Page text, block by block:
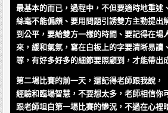
最基本的而已，過程中，不但要適時地重述
絲毫不能偏頗、要用問題引誘雙方主動提出
到公平，要給雙方一樣的時間、要記得在場
來，緩和氣氛，寫在白板上的字要清晰易讀
等，有好多好多的細節要照顧到，才能帶出
第二場比賽的前一天，還記得老師跟我說，
經驗和臨場智慧，不要想太多，老師相信你
跟老師坦白第一場比賽的慘況，不過在心裡